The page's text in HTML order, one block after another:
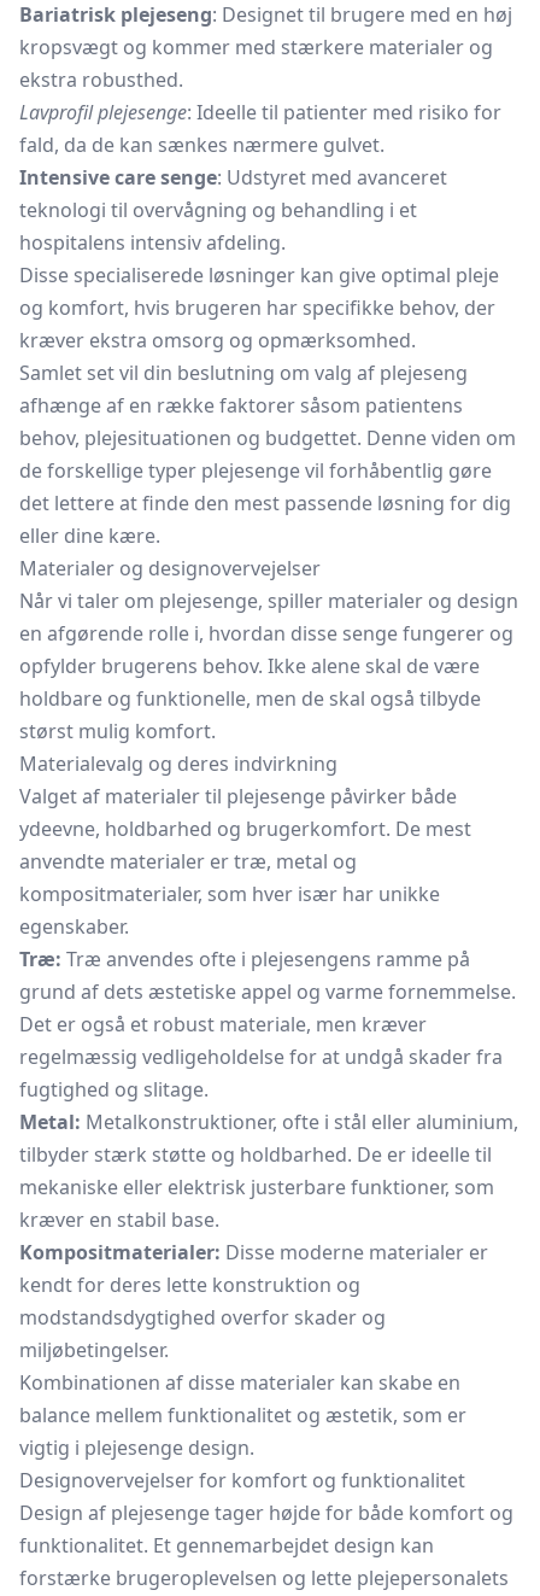
Bariatrisk plejeseng: Designet til brugere med en høj
kropsvægt og kommer med stærkere materialer og
ekstra robusthed.
Lavprofil plejesenge: Ideelle til patienter med risiko for
fald, da de kan sænkes nærmere gulvet.
Intensive care senge: Udstyret med avanceret
teknologi til overvågning og behandling i et
hospitalens intensiv afdeling.
Disse specialiserede løsninger kan give optimal pleje
og komfort, hvis brugeren har specifikke behov, der
kræver ekstra omsorg og opmærksomhed.
Samlet set vil din beslutning om valg af plejeseng
afhænge af en række faktorer såsom patientens
behov, plejesituationen og budgettet. Denne viden om
de forskellige typer plejesenge vil forhåbentlig gøre
det lettere at finde den mest passende løsning for dig
eller dine kære.
Materialer og designovervejelser
Når vi taler om plejesenge, spiller materialer og design
en afgørende rolle i, hvordan disse senge fungerer og
opfylder brugerens behov. Ikke alene skal de være
holdbare og funktionelle, men de skal også tilbyde
størst mulig komfort.
Materialevalg og deres indvirkning
Valget af materialer til plejesenge påvirker både
ydeevne, holdbarhed og brugerkomfort. De mest
anvendte materialer er træ, metal og
kompositmaterialer, som hver især har unikke
egenskaber.
Træ: Træ anvendes ofte i plejesengens ramme på
grund af dets æstetiske appel og varme fornemmelse.
Det er også et robust materiale, men kræver
regelmæssig vedligeholdelse for at undgå skader fra
fugtighed og slitage.
Metal: Metalkonstruktioner, ofte i stål eller aluminium,
tilbyder stærk støtte og holdbarhed. De er ideelle til
mekaniske eller elektrisk justerbare funktioner, som
kræver en stabil base.
Kompositmaterialer: Disse moderne materialer er
kendt for deres lette konstruktion og
modstandsdygtighed overfor skader og
miljøbetingelser.
Kombinationen af disse materialer kan skabe en
balance mellem funktionalitet og æstetik, som er
vigtig i plejesenge design.
Designovervejelser for komfort og funktionalitet
Design af plejesenge tager højde for både komfort og
funktionalitet. Et gennemarbejdet design kan
forstærke brugeroplevelsen og lette plejepersonalets